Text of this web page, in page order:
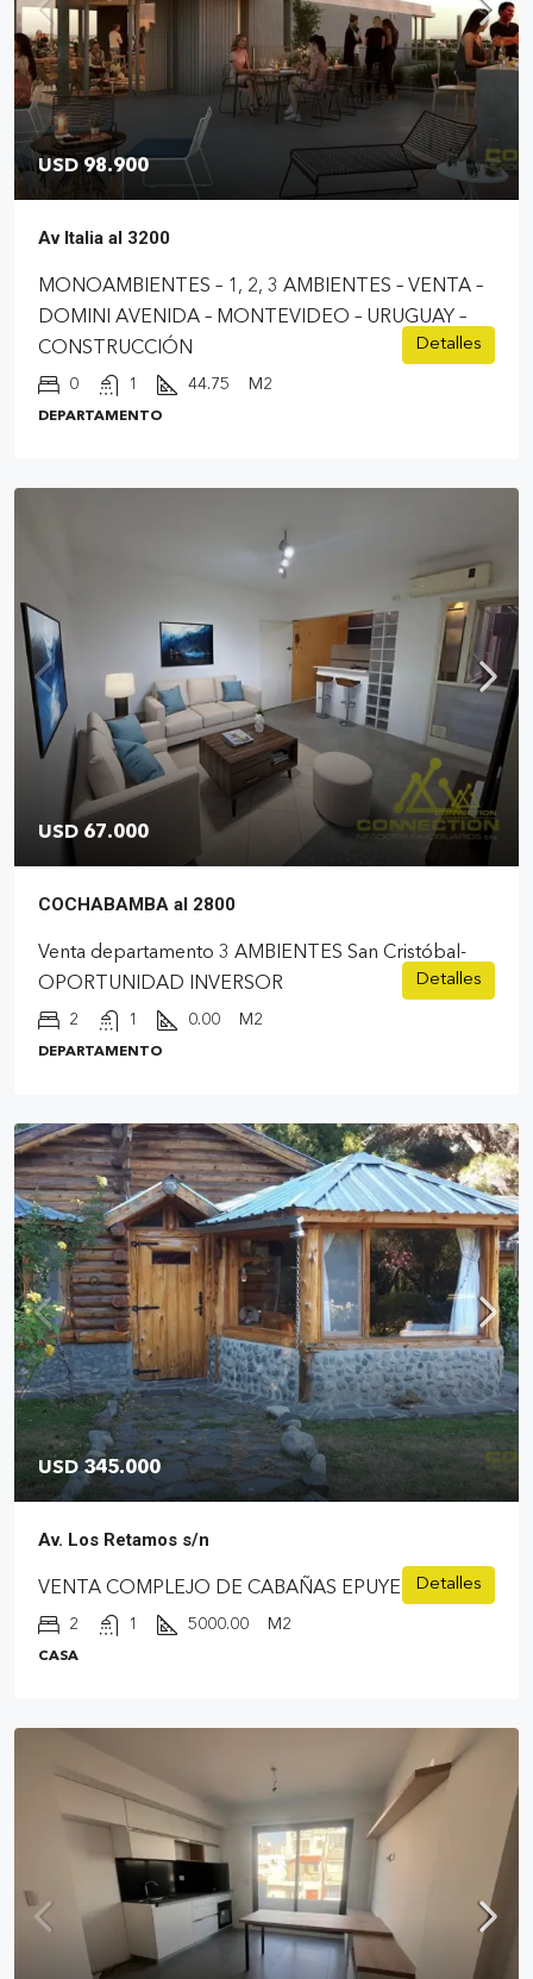
USD 98.900
Av Italia al 3200
MONOAMBIENTES – 1, 2, 3 AMBIENTES – VENTA –
DOMINI AVENIDA – MONTEVIDEO – URUGUAY –
CONSTRUCCIÓN
0 1 44.75 M2
DEPARTAMENTO
Detalles
USD 67.000
COCHABAMBA al 2800
Venta departamento 3 AMBIENTES San Cristóbal-
OPORTUNIDAD INVERSOR
2 1 0.00 M2
DEPARTAMENTO
Detalles
USD 345.000
Av. Los Retamos s/n
VENTA COMPLEJO DE CABAÑAS EPUYEN
2 1 5000.00 M2
CASA
Detalles